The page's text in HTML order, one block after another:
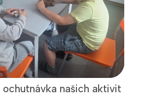
našich aktivit